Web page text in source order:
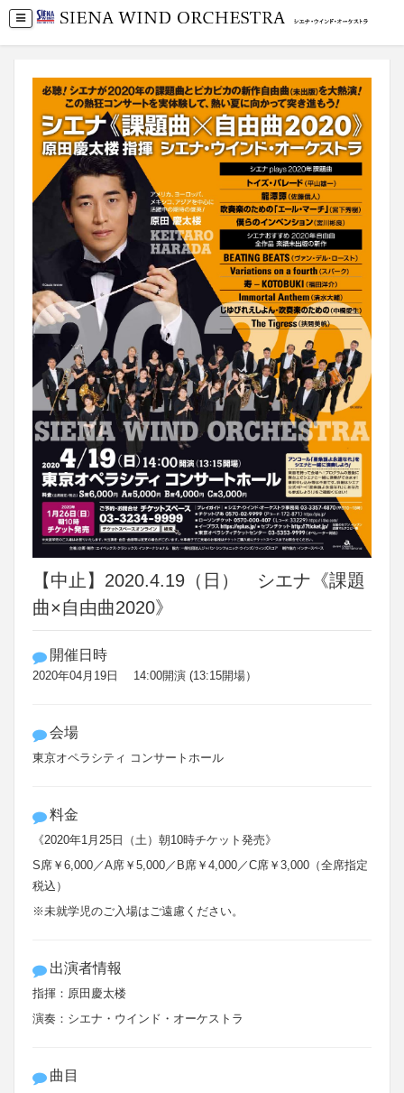
【中止】2020.4.19（日） シエナ《課題
曲×自由曲2020》
開催日時
2020年04月19日 14:00開演 (13:15開場）
会場
東京オペラシティ コンサートホール
料金
《2020年1月25日（土）朝10時チケット発売》
S席￥6,000／A席￥5,000／B席￥4,000／C席￥3,000（全席指定
税込）
※未就学児のご入場はご遠慮ください。
出演者情報
指揮：原田慶太楼
演奏：シエナ・ウインド・オーケストラ
曲目